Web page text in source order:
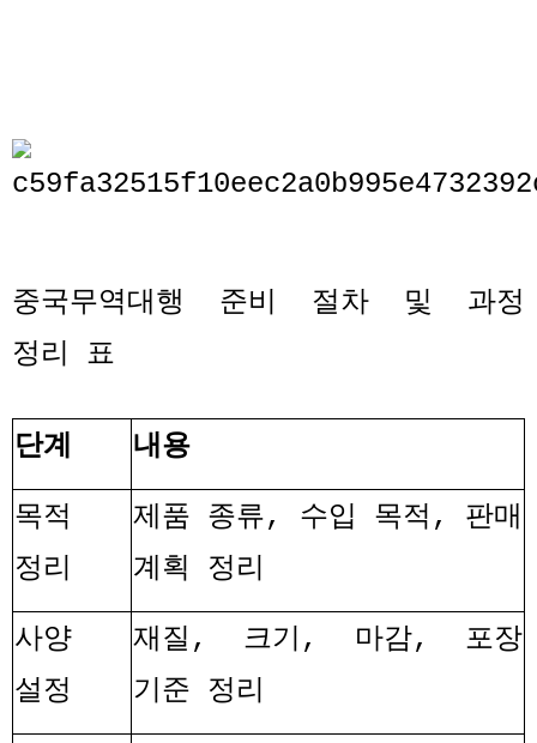
중국무역대행 준비 절차 및 과정
정리 표
단계 내용
목적
정리
제품 종류, 수입 목적 , 판매
계획 정리
사양
설정
재질 , 크기 , 마감, 포장
기준 정리